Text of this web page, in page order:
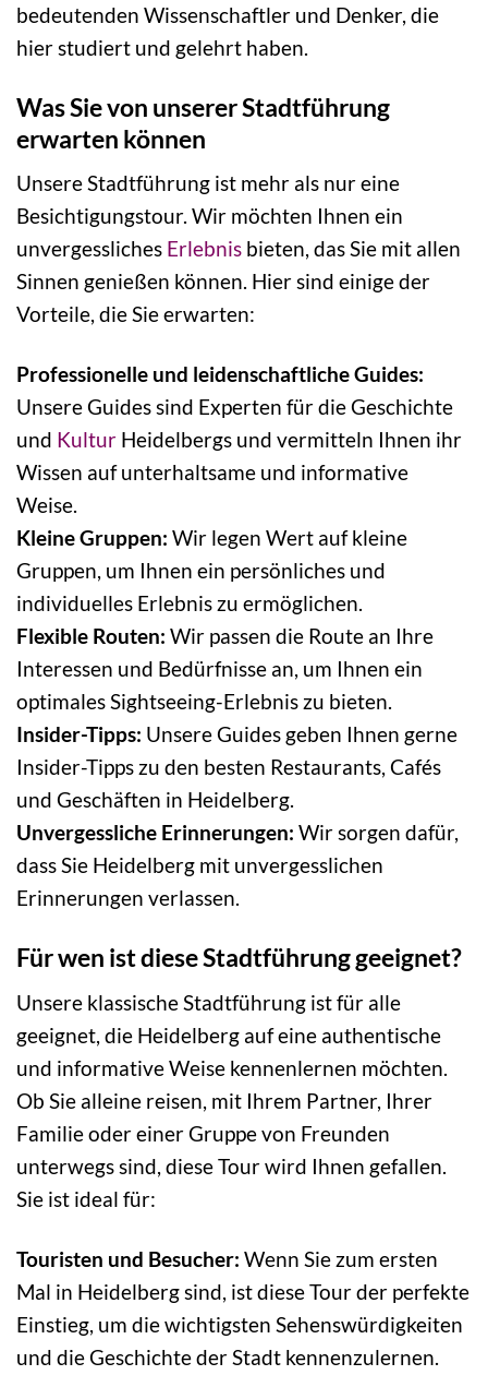
bedeutenden Wissenschaftler und Denker, die
hier studiert und gelehrt haben.
Was Sie von unserer Stadtführung
erwarten können
Unsere Stadtführung ist mehr als nur eine
Besichtigungstour. Wir möchten Ihnen ein
unvergessliches Erlebnis bieten, das Sie mit allen
Sinnen genießen können. Hier sind einige der
Vorteile, die Sie erwarten:
Professionelle und leidenschaftliche Guides:
Unsere Guides sind Experten für die Geschichte
und Kultur Heidelbergs und vermitteln Ihnen ihr
Wissen auf unterhaltsame und informative
Weise.
Kleine Gruppen: Wir legen Wert auf kleine
Gruppen, um Ihnen ein persönliches und
individuelles Erlebnis zu ermöglichen.
Flexible Routen: Wir passen die Route an Ihre
Interessen und Bedürfnisse an, um Ihnen ein
optimales Sightseeing-Erlebnis zu bieten.
Insider-Tipps: Unsere Guides geben Ihnen gerne
Insider-Tipps zu den besten Restaurants, Cafés
und Geschäften in Heidelberg.
Unvergessliche Erinnerungen: Wir sorgen dafür,
dass Sie Heidelberg mit unvergesslichen
Erinnerungen verlassen.
Für wen ist diese Stadtführung geeignet?
Unsere klassische Stadtführung ist für alle
geeignet, die Heidelberg auf eine authentische
und informative Weise kennenlernen möchten.
Ob Sie alleine reisen, mit Ihrem Partner, Ihrer
Familie oder einer Gruppe von Freunden
unterwegs sind, diese Tour wird Ihnen gefallen.
Sie ist ideal für:
Touristen und Besucher: Wenn Sie zum ersten
Mal in Heidelberg sind, ist diese Tour der perfekte
Einstieg, um die wichtigsten Sehenswürdigkeiten
und die Geschichte der Stadt kennenzulernen.